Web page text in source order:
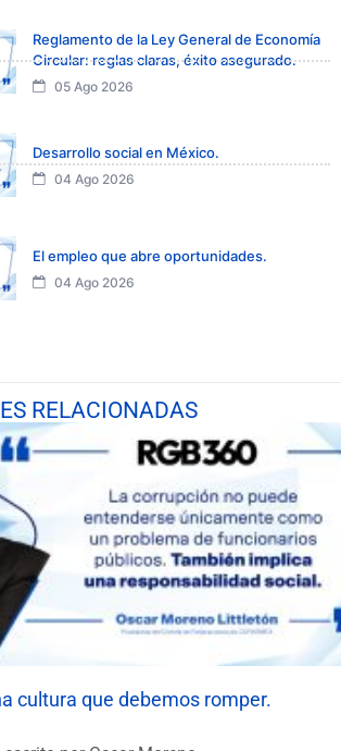
Reglamento de la Ley General de Economía
Circular: reglas claras, éxito asegurado.
05 Ago 2026
Desarrollo social en México.
04 Ago 2026
El empleo que abre oportunidades.
04 Ago 2026
RELACIONADAS
cultura que debemos romper.